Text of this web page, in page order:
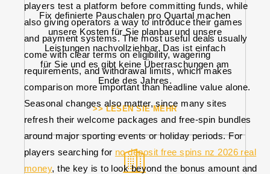
Fix definierte Pauschalen pro Quartal machen
unsere Kosten für Sie planbar und unsere
Leistungen nachvollziehbar. Das ist einfach
für Sie und es gibt keine Überraschungen am
Ende des Jahres.
>> LESEN SIE MEHR
players test a platform before committing funds, while
also giving operators a way to introduce their games
and payment systems. The most useful deals usually
come with clear terms on eligibility, wagering
requirements, and withdrawal limits, which makes
comparison more important than headline value alone.
Seasonal changes also matter, since many sites
refresh their welcome packages and free-spin bundles
around major sporting events or holiday periods. For
players searching for no deposit free spins nz 2026 real
money, the key is to look beyond the bonus amount and